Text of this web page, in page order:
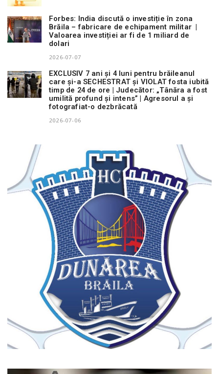
Forbes: India discută o investiție în zona
Brăila – fabricare de echipament militar |
Valoarea investiției ar fi de 1 miliard de
dolari
2026-07-07
EXCLUSIV 7 ani și 4 luni pentru brăileanul
care și-a SECHESTRAT și VIOLAT fosta iubită
timp de 24 de ore | Judecător: „Tânăra a fost
umilită profund și intens” | Agresorul a și
fotografiat-o dezbrăcată
2026-07-06